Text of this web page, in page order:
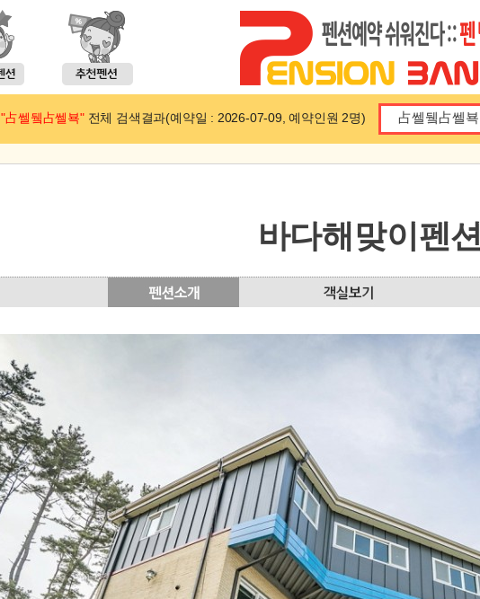
"占쎌뒠占쎌뵥"전체 검색결과(예약일 : 2026-07-09, 예약인원 2명)
바다해맞이펜션